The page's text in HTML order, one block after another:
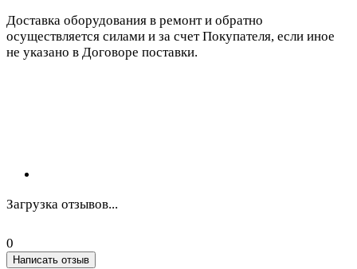
Доставка оборудования в ремонт и обратно
осуществляется силами и за счет Покупателя, если иное
не указано в Договоре поставки.
Загрузка отзывов...
0
Написать отзыв